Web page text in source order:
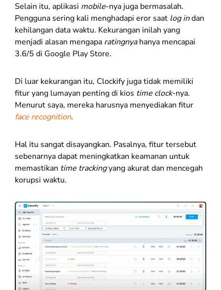
Selain itu, aplikasi mobile-nya juga bermasalah.
Pengguna sering kali menghadapi eror saat log indan
kehilangan data waktu. Kekurangan inilah yang
menjadi alasan mengapa ratingnyahanya mencapai
3.6/5 di Google Play Store.
Di luar kekurangan itu, Clockify juga tidak memiliki
fitur yang lumayan penting di kios time clock-nya.
Menurut saya, mereka harusnya menyediakan fitur
face recognition.
Hal itu sangat disayangkan. Pasalnya, fitur tersebut
sebenarnya dapat meningkatkan keamanan untuk
memastikan time trackingyang akurat dan mencegah
korupsi waktu.